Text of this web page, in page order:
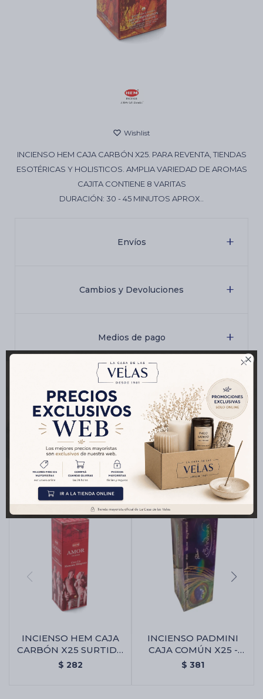

INCIENSO HEM CAJA CARBÓN X25. PARA REVENTA, TIENDAS
ESOTÉRICAS Y HOLISTICOS. AMPLIA VARIEDAD DE AROMAS
CAJITA CONTIENE 8 VARITAS
DURACIÓN: 30 - 45 MINUTOS APROX..
Envíos
Cambios y Devoluciones
Medios de pago
Características
Productos que te pueden interesar
INCIENSO HEM CAJA
CARBÓN X25 SURTIDA
- Amor Y Atracción
$ 282
INCIENSO PADMINI
CAJA COMÚN X25 -
Brindavan
$ 381
Aromatizantes de ambientes
Artículos Esotéricos